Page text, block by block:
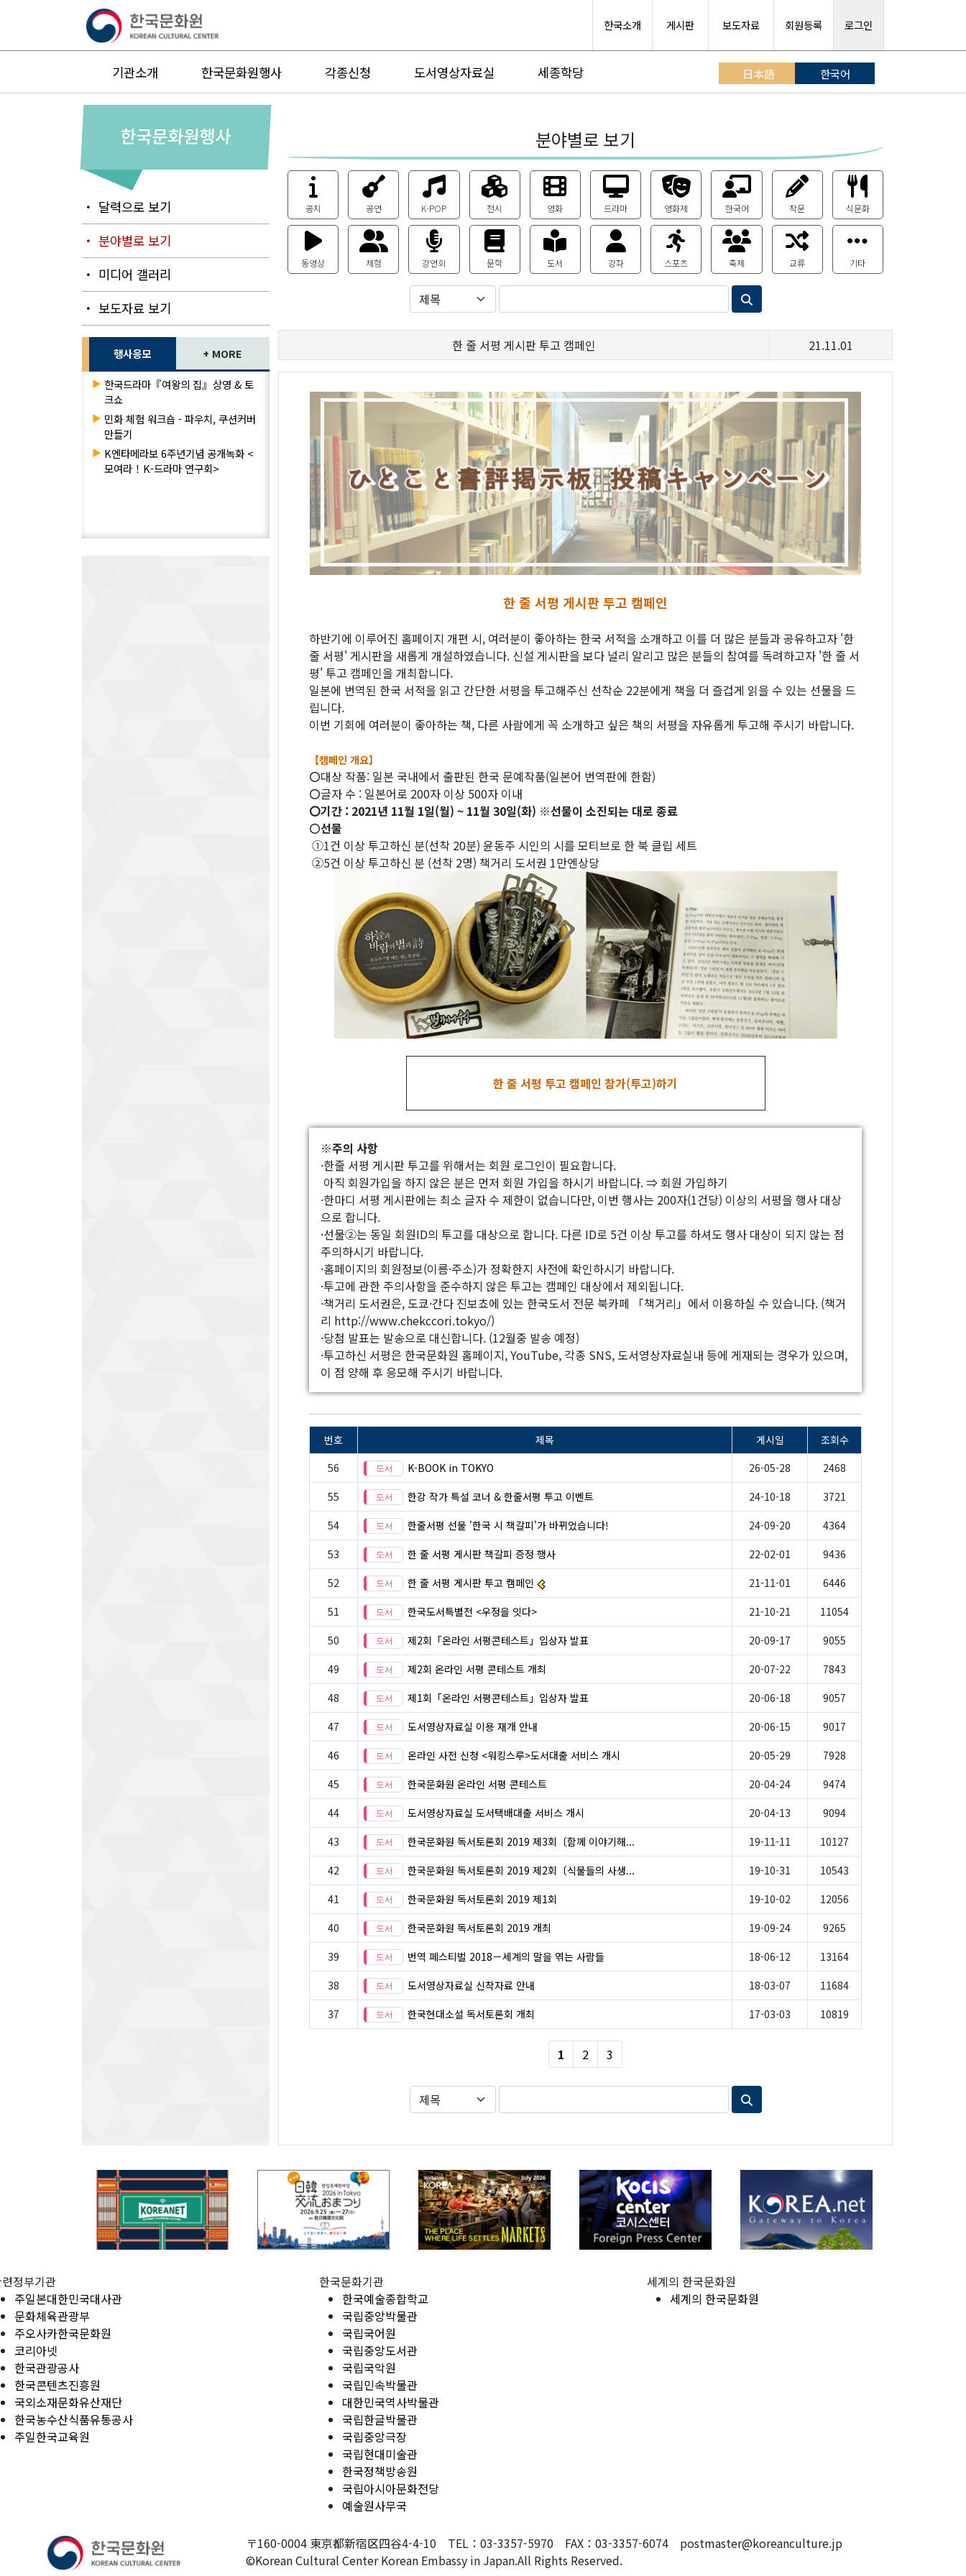
한국소개 게시판 보도자료 회원등록 로그인
기관소개 한국문화원행사 각종신청 도서영상자료실 세종학당 日本語 한국어
한국문화원행사
・ 달력으로 보기
・ 분야별로 보기
・ 미디어 갤러리
・ 보도자료 보기
행사응모 + MORE
▶ 한국드라마『여왕의 집』상영 & 토
크쇼
▶ 민화 체험 워크숍 - 파우치, 쿠션커버
만들기
▶ K엔타메라보 6주년기념 공개녹화 <
모여라！K-드라마 연구회>
분야별로 보기
공지 공연 K-POP 전시 영화 드라마 영화제 한국어 작문 식문화
동영상 체험 강연회 문학 도서 강좌 스포츠 축제 교류 기타
한 줄 서평 게시판 투고 캠페인 21.11.01
한 줄 서평 게시판 투고 캠페인
하반기에 이루어진 홈페이지 개편 시, 여러분이 좋아하는 한국 서적을 소개하고 이를 더 많은 분들과 공유하고자 '한
줄 서평' 게시판을 새롭게 개설하였습니다. 신설 게시판을 보다 널리 알리고 많은 분들의 참여를 독려하고자 '한 줄 서
평' 투고 캠페인을 개최합니다.
일본에 번역된 한국 서적을 읽고 간단한 서평을 투고해주신 선착순 22분에게 책을 더 즐겁게 읽을 수 있는 선물을 드
립니다.
이번 기회에 여러분이 좋아하는 책, 다른 사람에게 꼭 소개하고 싶은 책의 서평을 자유롭게 투고해 주시기 바랍니다.
【캠페인 개요】
〇대상 작품: 일본 국내에서 출판된 한국 문예작품(일본어 번역판에 한함)
〇글자 수 : 일본어로 200자 이상 500자 이내
〇기간 : 2021년 11월 1일(월) ~ 11월 30일(화) ※선물이 소진되는 대로 종료
〇선물
①1건 이상 투고하신 분(선착 20분) 윤동주 시인의 시를 모티브로 한 북 클립 세트
②5건 이상 투고하신 분 (선착 2명) 책거리 도서권 1만엔상당
한 줄 서평 투고 캠페인 참가(투고)하기
※주의 사항
·한줄 서평 게시판 투고를 위해서는 회원 로그인이 필요합니다.
아직 회원가입을 하지 않은 분은 먼저 회원 가입을 하시기 바랍니다. ⇒ 회원 가입하기
·한마디 서평 게시판에는 최소 글자 수 제한이 없습니다만, 이번 행사는 200자(1건당) 이상의 서평을 행사 대상
으로 합니다.
·선물②는 동일 회원ID의 투고를 대상으로 합니다. 다른 ID로 5건 이상 투고를 하셔도 행사 대상이 되지 않는 점
주의하시기 바랍니다.
·홈페이지의 회원정보(이름·주소)가 정확한지 사전에 확인하시기 바랍니다.
·투고에 관한 주의사항을 준수하지 않은 투고는 캠페인 대상에서 제외됩니다.
·책거리 도서권은, 도쿄·간다 진보쵸에 있는 한국도서 전문 북카페 「책거리」에서 이용하실 수 있습니다. (책거
리 http://www.chekccori.tokyo/)
·당첨 발표는 발송으로 대신합니다. (12월중 발송 예정)
·투고하신 서평은 한국문화원 홈페이지, YouTube, 각종 SNS, 도서영상자료실내 등에 게재되는 경우가 있으며,
이 점 양해 후 응모해 주시기 바랍니다.
번호 제목 게시일
조회수
56
K-BOOK in TOKYO 26-05-28
2468
55
한강 작가 특설 코너 & 한줄서평 투고 이벤트 24-10-18
3721
54
한줄서평 선물 '한국 시 책갈피'가 바뀌었습니다! 24-09-20
4364
53
한 줄 서평 게시판 책갈피 증정 행사 22-02-01
9436
52
한 줄 서평 게시판 투고 캠페인 21-11-01
6446
51
한국도서특별전 <우정을 잇다> 21-10-21
11054
50
제2회「온라인 서평콘테스트」입상자 발표 20-09-17
9055
49
제2회 온라인 서평 콘테스트 개최 20-07-22
7843
48
제1회「온라인 서평콘테스트」입상자 발표 20-06-18
9057
47
도서영상자료실 이용 재개 안내 20-06-15
9017
46
온라인 사전 신청 <워킹스루>도서대출 서비스 개시 20-05-29
7928
45
한국문화원 온라인 서평 콘테스트 20-04-24
9474
44
도서영상자료실 도서택배대출 서비스 개시 20-04-13
9094
43
한국문화원 독서토론회 2019 제3회〔함께 이야기해... 19-11-11
10127
42
한국문화원 독서토론회 2019 제2회〔식물들의 사생... 19-10-31
10543
41
한국문화원 독서토론회 2019 제1회 19-10-02
12056
40
한국문화원 독서토론회 2019 개최 19-09-24
9265
39
번역 페스티벌 2018－세계의 말을 엮는 사람들 18-06-12
13164
38
도서영상자료실 신착자료 안내 18-03-07
11684
37
한국현대소설 독서토론회 개최 17-03-03 10819
1 2 3
정부기관
주일본대한민국대사관
문화체육관광부
주오사카한국문화원
코리아넷
한국관광공사
한국콘텐츠진흥원
국외소재문화유산재단
한국농수산식품유통공사
주일한국교육원
한국문화기관
한국예술종합학교
국립중앙박물관
국립국어원
국립중앙도서관
국립국악원
국립민속박물관
대한민국역사박물관
국립한글박물관
국립중앙극장
국립현대미술관
한국정책방송원
국립아시아문화전당
예술원사무국
세계의 한국문화원
세계의 한국문화원
〒160-0004 東京都新宿区四谷4-4-10 TEL：03-3357-5970 FAX：03-3357-6074 postmaster@koreanculture.jp
©Korean Cultural Center Korean Embassy in Japan.All Rights Reserved.